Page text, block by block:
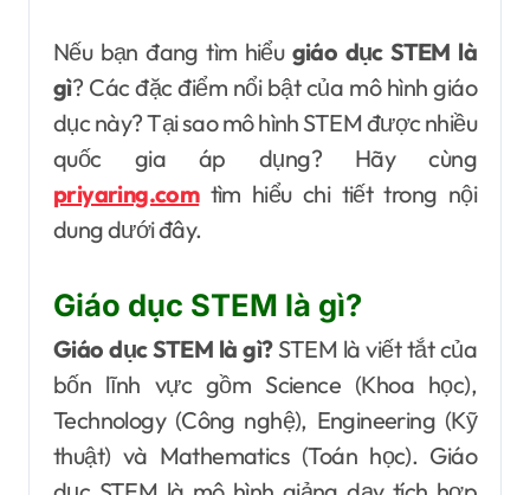
Nếu bạn đang tìm hiểu giáo dục STEM là
gì? Các đặc điểm nổi bật của mô hình giáo
dục này? Tại sao mô hình STEM được nhiều
quốc gia áp dụng? Hãy cùng
priyaring.comtìm hiểu chi tiết trong nội
dung dưới đây.
Giáo dục STEM là gì?
Giáo dục STEM là gì?STEM là viết tắt của
bốn lĩnh vực gồm Science (Khoa học),
Technology (Công nghệ), Engineering (Kỹ
thuật) và Mathematics (Toán học). Giáo